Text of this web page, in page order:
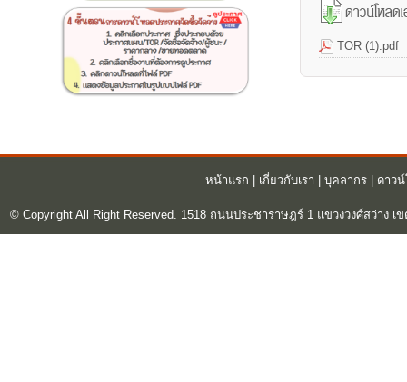
TOR (1).pdf
หน้าแรก เกี่ยวกับเรา บุคลากร| ดาว
© Copyright All Right Reserved. 1518 ถนนประชาราษฎร์ 1 แขวงวงศ์สว่าง